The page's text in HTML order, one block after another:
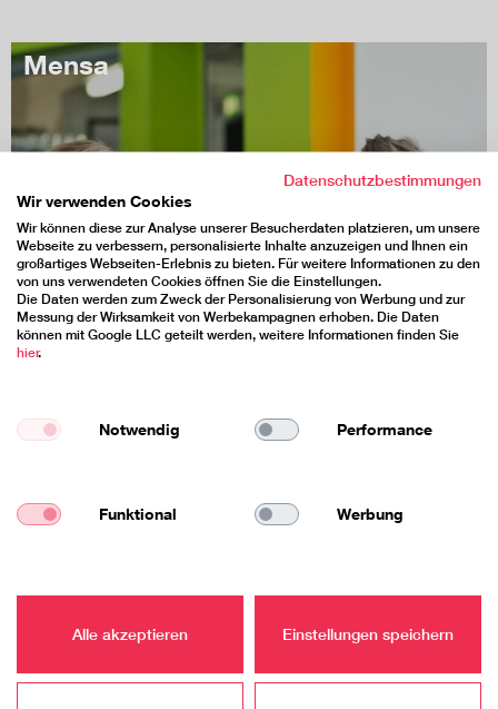
Mensa
Datenschutzbestimmungen
Wir verwenden Cookies
Wir können diese zur Analyse unserer Besucherdaten platzieren, um unsere
Webseite zu verbessern, personalisierte Inhalte anzuzeigen und Ihnen ein
großartiges Webseiten-Erlebnis zu bieten. Für weitere Informationen zu den
von uns verwendeten Cookies öffnen Sie die Einstellungen.
Die Daten werden zum Zweck der Personalisierung von Werbung und zur
Messung der Wirksamkeit von Werbekampagnen erhoben. Die Daten
können mit Google LLC geteilt werden, weitere Informationen finden Sie
hier.
Notwendig Performance
Funktional Werbung
Alle akzeptieren Einstellungen speichern